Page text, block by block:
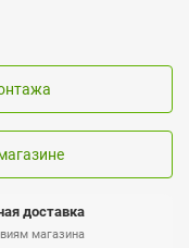
доставка
магазина